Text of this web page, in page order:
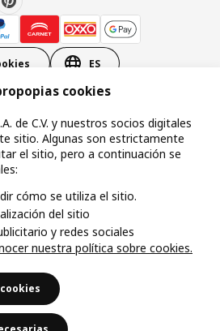
ES
Términos y condiciones de uso
web, catálogo digital, tiendas, así como
en pesos mexicanos e incluyen IVA.
cookies
de C.V. y nuestros socios digitales
sitio. Algunas son estrictamente
el sitio, pero a continuación se
cómo se utiliza el sitio.
del sitio
y redes sociales
nuestra política sobre cookies.